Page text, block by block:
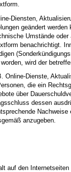
Diensten,
geändert
Umstände
benachrichtigt.
wird der
Dienste,
die ein
über
dessen
anzugeben.
den